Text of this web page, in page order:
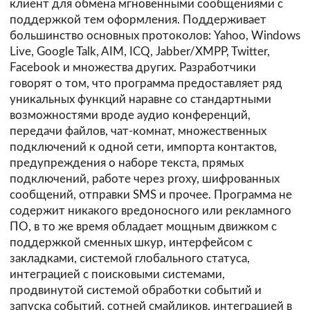
клиент для обмена мгновенными сообщениями с
поддержкой тем оформления. Поддерживает
большинство основных протоколов: Yahoo, Windows
Live, Google Talk, AIM, ICQ, Jabber/XMPP, Twitter,
Facebook и множества других. Разработчики
говорят о том, что программа предоставляет ряд
уникальных функций наравне со стандартными
возможностями вроде аудио конференций,
передачи файлов, чат-комнат, множественных
подключений к одной сети, импорта контактов,
предупреждения о наборе текста, прямых
подключений, работе через proxy, шифрованных
сообщений, отправки SMS и прочее. Программа не
содержит никакого вредоносного или рекламного
ПО, в то же время обладает мощным движком с
поддержкой сменных шкур, интерфейсом с
закладками, системой глобального статуса,
интеграцией с поисковыми системами,
продвинутой системой обработки событий и
запуска событий, сотней смайликов, интеграцией в